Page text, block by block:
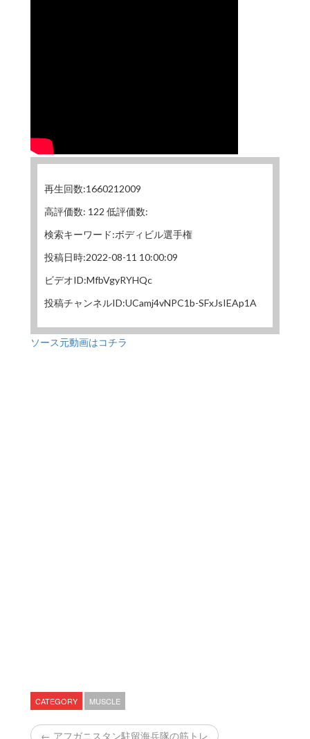
再生回数:1660212009
高評価数: 122 低評価数:
検索キーワード:ボディビル選手権
投稿日時:2022-08-11 10:00:09
ビデオID:MfbVgyRYHQc
投稿チャンネルID:UCamj4vNPC1b-SFxJsIEAp1A
ソース元動画はコチラ
CATEGORY MUSCLE
← アフガニスタン駐留海兵隊の筋トレ